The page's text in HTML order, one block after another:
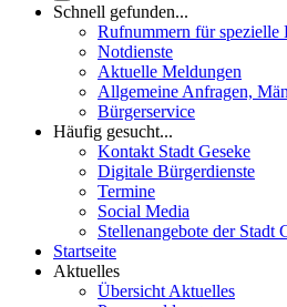
Schnell gefunden...
Rufnummern für spezielle
Notdienste
Aktuelle Meldungen
Allgemeine Anfragen,
Bürgerservice
Häufig gesucht...
Kontakt Stadt Geseke
Digitale Bürgerdienste
Termine
Social Media
Stellenangebote der Stadt
Startseite
Aktuelles
Übersicht Aktuelles